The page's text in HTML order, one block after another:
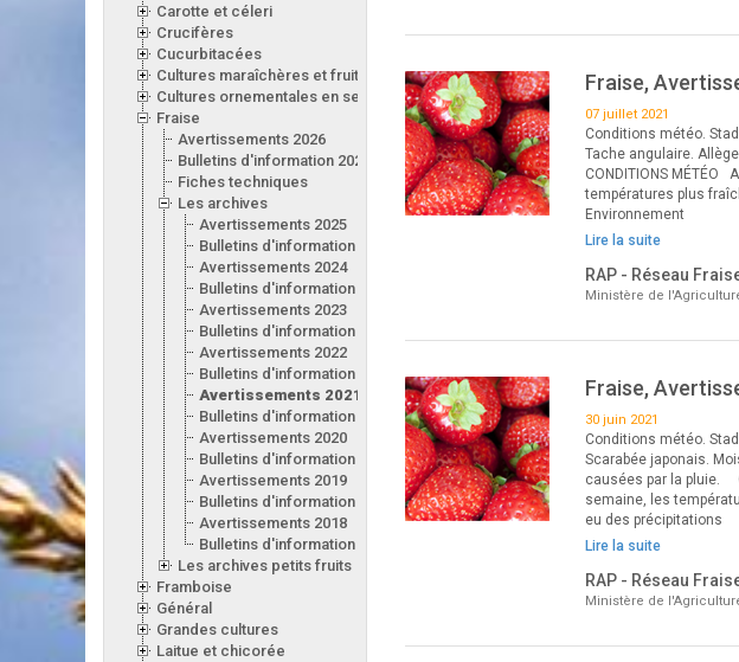
Carotte et céleri
Crucifères
Cucurbitacées
Cultures maraîchères et fruitières en serre
Cultures ornementales en serre
Fraise
Avertissements 2026
Bulletins d'information 2026
Fiches techniques
Les archives
Avertissements 2025
Bulletins d'information 2025
Avertissements 2024
Bulletins d'information 2024
Avertissements 2023
Bulletins d'information 2023
Avertissements 2022
Bulletins d'information 2022
Avertissements 2021
Bulletins d'information 2021
Avertissements 2020
Bulletins d'information 2020
Avertissements 2019
Bulletins d'information 2019
Avertissements 2018
Bulletins d'information 2018
Les archives petits fruits
Framboise
Général
Grandes cultures
Laitue et chicorée
Fraise,
07 juillet 2021
Conditions météo.
Tache angulaire.
CONDITIONS MÉTÉO
températures plus
Environnement
Lire la suite
RAP - Réseau
Ministère de
Fraise,
30 juin 2021
Conditions météo.
Scarabée japonais.
causées par la pluie.
semaine, les
eu des précipitations
Lire la suite
RAP - Réseau
Ministère de